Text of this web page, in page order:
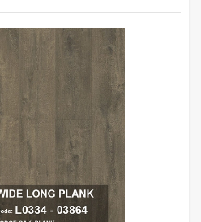
VƯỢT TRỘI CỦA
vệ: TITANX Chống trầy xước
cào xước bề mặt.